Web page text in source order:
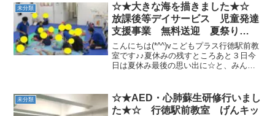
未分類
☆★大きな海を描きました★☆
放課後等デイサービス 児童発達
支援事業 無料送迎 夏祭り
ADHD 発達障害 運動療育 行
徳 行徳駅前 南行徳 妙典 市
川市
こんにちは(*^^)vこどもプラス行徳駅前教
室です♪♪夏休みの残すところあと３日今
日は夏休み最後の思い出に☆と、みんな
くらい、みんな集中して描いていまし
た。 ...
未分類
☆★AED・心肺蘇生研修行いまし
た★☆ 行徳駅前教室 げんキッ